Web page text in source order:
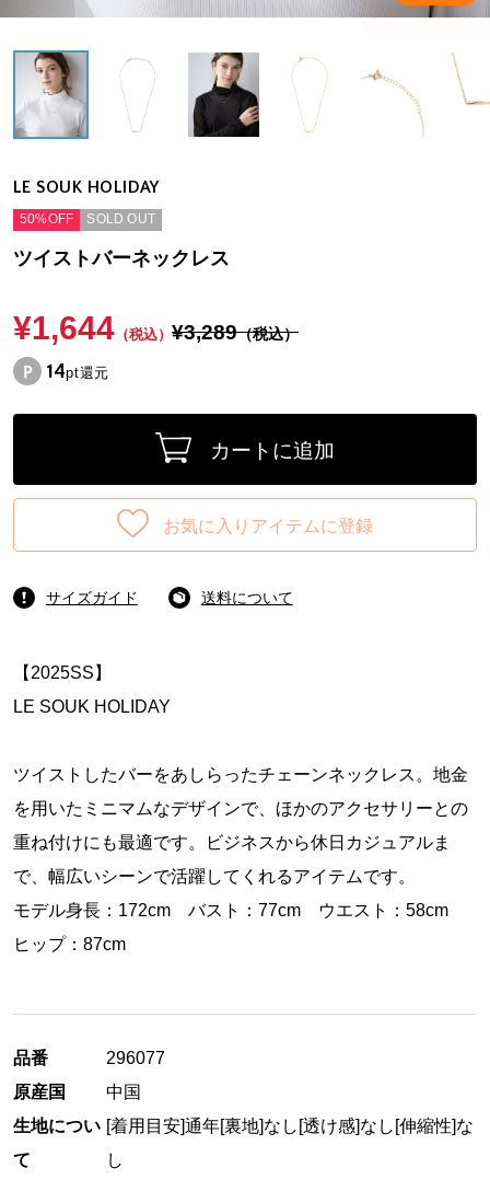
LE SOUK HOLIDAY
50%OFF SOLD OUT
ツイストバーネックレス
¥1,644（税込） ¥3,289（税込）
14pt還元
カートに追加
お気に入りアイテムに登録
サイズガイド 送料について
【2025SS】
LE SOUK HOLIDAY
ツイストしたバーをあしらったチェーンネックレス。地金
を用いたミニマムなデザインで、ほかのアクセサリーとの
重ね付けにも最適です。ビジネスから休日カジュアルま
で、幅広いシーンで活躍してくれるアイテムです。
モデル身長：172cm バスト：77cm ウエスト：58cm
ヒップ：87cm
品番
296077
原産国
中国
生地につい
て
[着用目安]通年[裏地]なし [透け感]なし [伸縮性]な
し